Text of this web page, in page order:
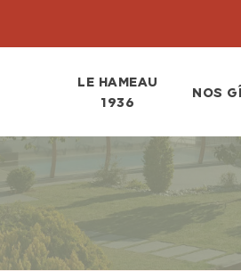
LE HAMEAU
1936
NOS